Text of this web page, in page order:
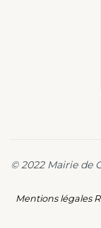
© 2022 Mairie de
Mentions légales